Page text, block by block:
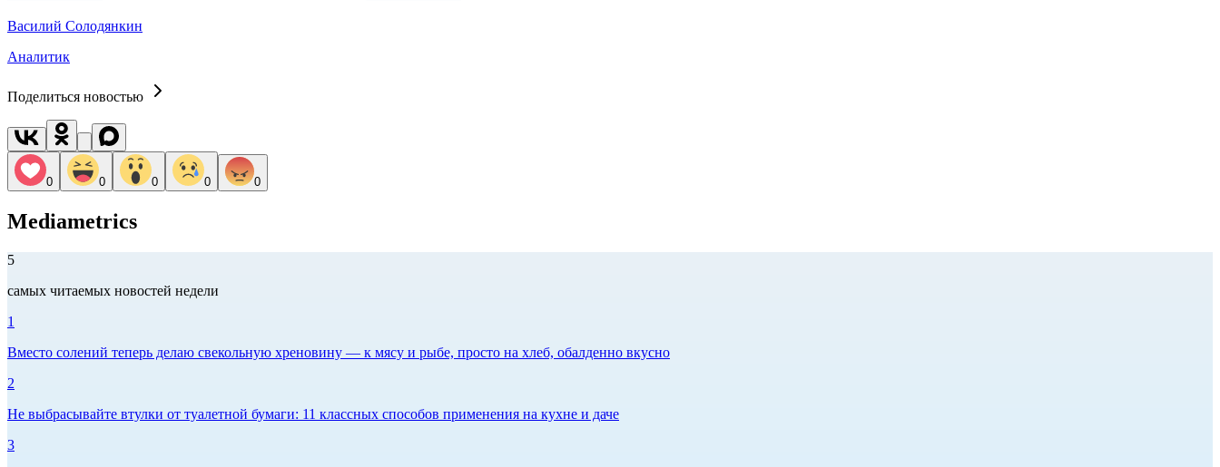
Василий Солодянкин
Аналитик
Поделиться новостью
0 0 0 0 0
Mediametrics
5
самых читаемых новостей недели
1
Вместо солений теперь делаю свекольную хреновину — к мясу и рыбе, просто на хлеб, обалденно вкусно
2
Не выбрасывайте втулки от туалетной бумаги: 11 классных способов применения на кухне и даче
3